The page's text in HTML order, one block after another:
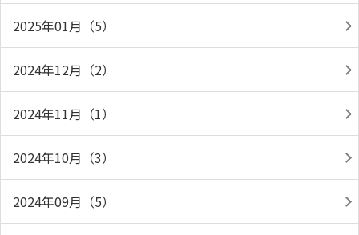
2025年01月（5）
2024年12月（2）
2024年11月（1）
2024年10月（3）
2024年09月（5）